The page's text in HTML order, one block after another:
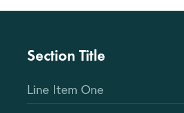
Section Title
Line Item One